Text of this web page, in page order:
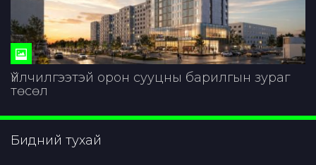
Үйлчилгээтэй орон сууцны барилгын зураг
төсөл
Бидний тухай